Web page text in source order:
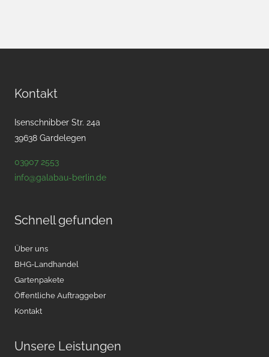
Kontakt
Isenschnibber Str. 24a
39638 Gardelegen
03907 2553
info@galabau-berlin.de
Schnell gefunden
Über uns
BHG-Landhandel
Gartenpakete
Öffentliche Auftraggeber
Kontakt
Unsere Leistungen